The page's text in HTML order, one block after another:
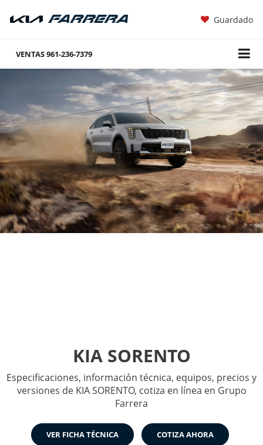
Guardado
VENTAS961-236-7379
KIA SORENTO
Especificaciones, información técnica, equipos, precios y
versiones de KIA SORENTO, cotiza en línea en Grupo
Farrera
VER FICHA TÉCNICA COTIZA AHORA